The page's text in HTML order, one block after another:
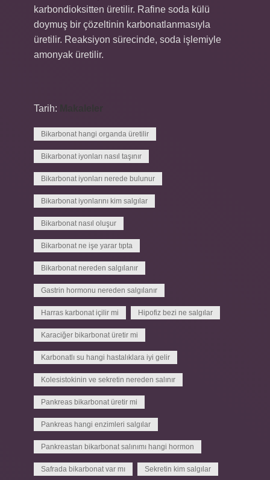
karbondioksitten üretilir. Rafine soda külü
doymuş bir çözeltinin karbonatlanmasıyla
üretilir. Reaksiyon sürecinde, soda işlemiyle
amonyak üretilir.
Tarih:
Bikarbonat hangi organda üretilir
Bikarbonat iyonları nasıl taşınır
Bikarbonat iyonları nerede bulunur
Bikarbonat iyonlarını kim salgılar
Bikarbonat nasıl oluşur
Bikarbonat ne işe yarar tıpta
Bikarbonat nereden salgılanır
Gastrin hormonu nereden salgılanır
Harras karbonat içilir mi Hipofiz bezi ne salgılar
Karaciğer bikarbonat üretir mi
Karbonatlı su hangi hastalıklara iyi gelir
Kolesistokinin ve sekretin nereden salınır
Pankreas bikarbonat üretir mi
Pankreas hangi enzimleri salgılar
Pankreastan bikarbonat salınımı hangi hormon
Safrada bikarbonat var mı Sekretin kim salgılar